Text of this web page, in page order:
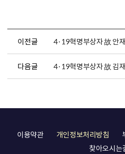
이전글 4·19혁명부상자 故 안
다음글 4·19혁명부상자 故 김
이용약관 개인정보처리방침
찾아오시는